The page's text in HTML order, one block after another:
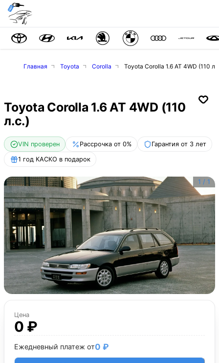
Главная Toyota Corolla Toyota Corolla 1.6 AT 4WD (110
Toyota Corolla 1.6 AT 4WD (110
л.с.)
VIN проверен Рассрочка от 0% Гарантия от 3 лет
1 год КАСКО в подарок
1 / 1
Цена
0 ₽
Ежедневный платеж от0 ₽